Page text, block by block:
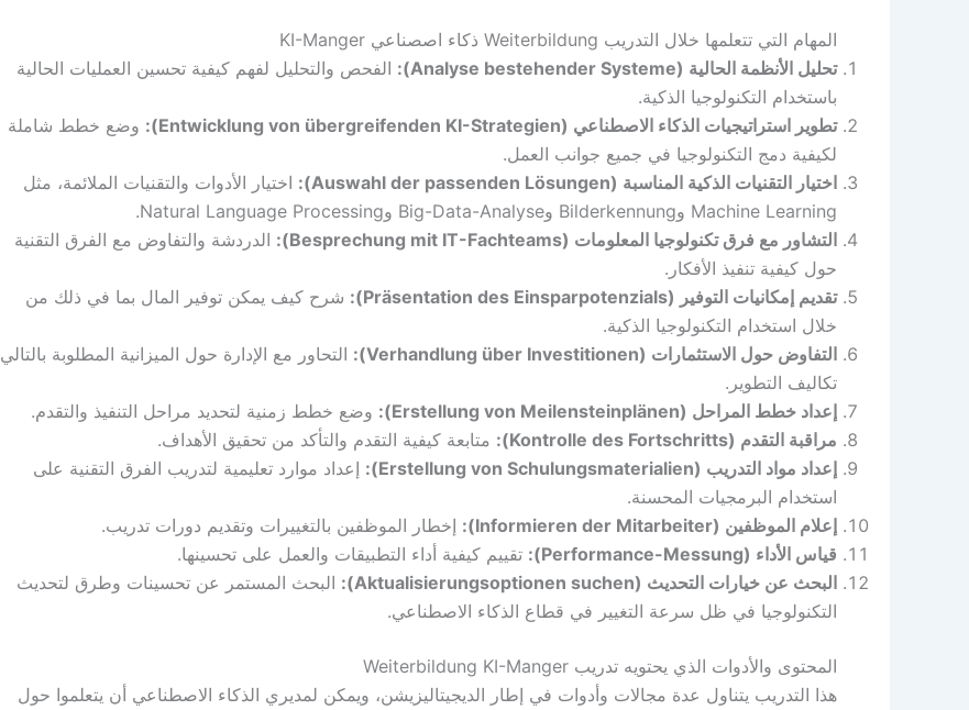
المهام التي تتعلمها خلال التدريب Weiterbildung ذكاء اصصناعي KI-Manger
تحليل الأنظمة الحالية (Analyse bestehender Systeme):
الفحص والتحليل لفهم كيفية تحسين العمليات الحالية
باستخدام التكنولوجيا الذكية.
تطوير استراتيجيات الذكاء الاصطناعي (Entwicklung von übergreifenden KI-Strategien):
وضع خطط شاملة
لكيفية دمج التكنولوجيا في جميع جوانب العمل.
اختيار التقنيات الذكية المناسبة (Auswahl der passenden Lösungen):
اختيار الأدوات والتقنيات الملائمة، مثل
Machine Learning وBilderkennung وBig-Data-Analyse وNatural Language Processing.
التشاور مع فرق تكنولوجيا المعلومات (Besprechung mit IT-Fachteams):
الدردشة والتفاوض مع الفرق التقنية
حول كيفية تنفيذ الأفكار.
تقديم إمكانيات التوفير (Präsentation des Einsparpotenzials):
شرح كيف يمكن توفير المال بما في ذلك من
خلال استخدام التكنولوجيا الذكية.
التفاوض حول الاستثمارات (Verhandlung über Investitionen):
التحاور مع الإدارة حول الميزانية المطلوبة بالتالي
تكاليف التطوير.
إعداد خطط المراحل (Erstellung von Meilensteinplänen):
وضع خطط زمنية لتحديد مراحل التنفيذ والتقدم.
مراقبة التقدم (Kontrolle des Fortschritts):
متابعة كيفية التقدم والتأكد من تحقيق الأهداف.
إعداد مواد التدريب (Erstellung von Schulungsmaterialien):
إعداد موارد تعليمية لتدريب الفرق التقنية على
استخدام البرمجيات المحسنة.
إعلام الموظفين (Informieren der Mitarbeiter):
إخطار الموظفين بالتغييرات وتقديم دورات تدريب.
قياس الأداء (Performance-Messung):
تقييم كيفية أداء التطبيقات والعمل على تحسينها.
البحث عن خيارات التحديث (Aktualisierungsoptionen suchen):
البحث المستمر عن تحسينات وطرق لتحديث
التكنولوجيا في ظل سرعة التغيير في قطاع الذكاء الاصطناعي.
المحتوى والأدوات الذي يحتويه تدريب Weiterbildung KI-Manger
هذا التدريب يتناول عدة مجالات وأدوات في إطار الديجيتاليزيشن، ويمكن لمديري الذكاء الاصطناعي أن يتعلموا حول